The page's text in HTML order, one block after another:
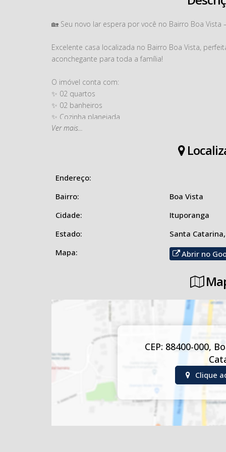
🏡 Seu novo lar espera por você no Bairro Boa Vista
Excelente casa localizada no Bairro Boa Vista,
aconchegante para toda a família!
O imóvel conta com:
✨ 02 quartos
✨ 02 banheiros
✨ Cozinha planejada
✨ Sala planejada
✨ Área de festas nova, ideal para reunir amigos e
✨ Garagem coberta para 03 carros
Uma casa com ótimo aproveitamento dos
📞 Entre em contato com a Imobiliária Solução e
Ver mais...
Endereço:
Bairro:
Boa Vista
Cidade:
Ituporanga
Estado:
Santa
Mapa:
Abrir no
CEP: 88400-000,
Clique